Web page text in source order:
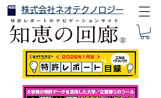
株式会社ネオテクノロジー